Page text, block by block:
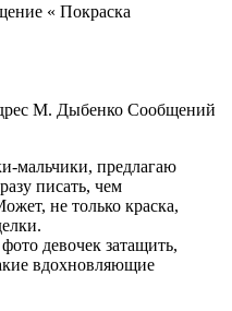
« Покраска
М. Дыбенко Сообщений
мальчики, предлагаю
писать, чем
не только краска,
девочек затащить,
вдохновляющие